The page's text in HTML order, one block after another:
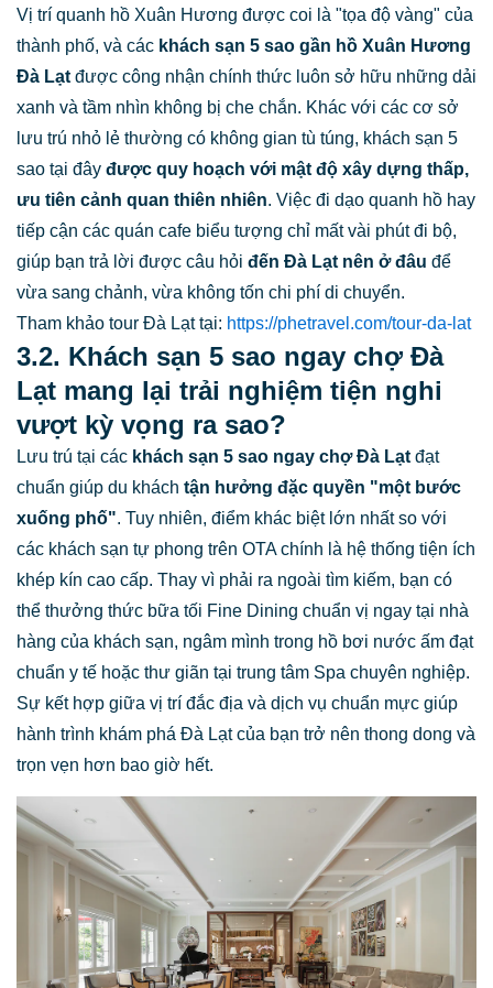
Vị trí quanh hồ Xuân Hương được coi là "tọa độ vàng" của
thành phố, và các khách sạn 5 sao gần hồ Xuân Hương
Đà Lạt được công nhận chính thức luôn sở hữu những dải
xanh và tầm nhìn không bị che chắn. Khác với các cơ sở
lưu trú nhỏ lẻ thường có không gian tù túng, khách sạn 5
sao tại đây được quy hoạch với mật độ xây dựng thấp,
ưu tiên cảnh quan thiên nhiên. Việc đi dạo quanh hồ hay
tiếp cận các quán cafe biểu tượng chỉ mất vài phút đi bộ,
giúp bạn trả lời được câu hỏi đến Đà Lạt nên ở đâu để
vừa sang chảnh, vừa không tốn chi phí di chuyển.
Tham khảo tour Đà Lạt tại: https://phetravel.com/tour-da-lat
3.2. Khách sạn 5 sao ngay chợ Đà
Lạt mang lại trải nghiệm tiện nghi
vượt kỳ vọng ra sao?
Lưu trú tại các khách sạn 5 sao ngay chợ Đà Lạt đạt
chuẩn giúp du khách tận hưởng đặc quyền "một bước
xuống phố". Tuy nhiên, điểm khác biệt lớn nhất so với
các khách sạn tự phong trên OTA chính là hệ thống tiện ích
khép kín cao cấp. Thay vì phải ra ngoài tìm kiếm, bạn có
thể thưởng thức bữa tối Fine Dining chuẩn vị ngay tại nhà
hàng của khách sạn, ngâm mình trong hồ bơi nước ấm đạt
chuẩn y tế hoặc thư giãn tại trung tâm Spa chuyên nghiệp.
Sự kết hợp giữa vị trí đắc địa và dịch vụ chuẩn mực giúp
hành trình khám phá Đà Lạt của bạn trở nên thong dong và
trọn vẹn hơn bao giờ hết.